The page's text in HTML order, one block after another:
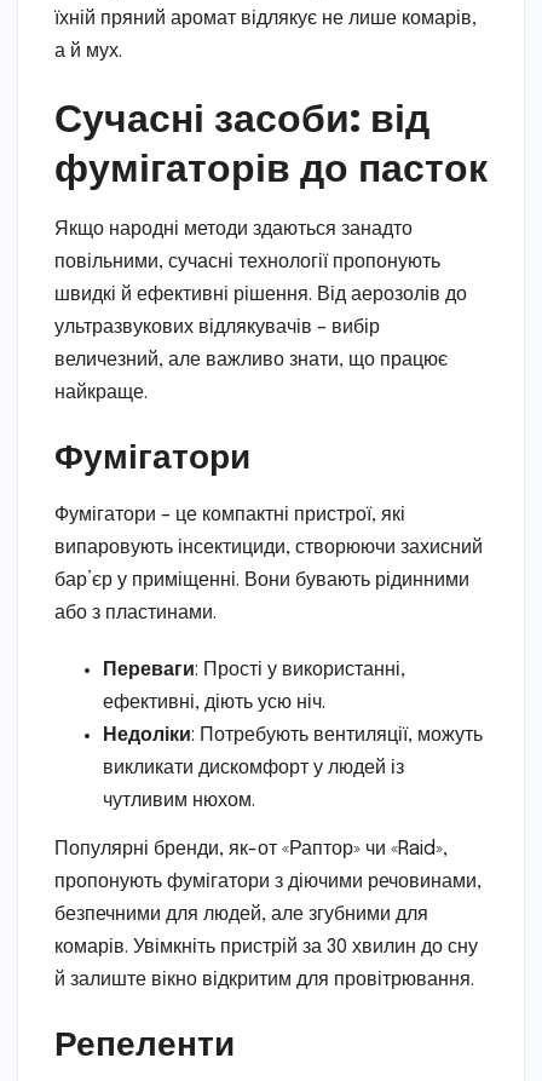
їхній пряний аромат відлякує не лише комарів,
а й мух.
Сучасні засоби: від
фумігаторів до пасток
Якщо народні методи здаються занадто
повільними, сучасні технології пропонують
швидкі й ефективні рішення. Від аерозолів до
ультразвукових відлякувачів – вибір
величезний, але важливо знати, що працює
найкраще.
Фумігатори
Фумігатори – це компактні пристрої, які
випаровують інсектициди, створюючи захисний
бар’єр у приміщенні. Вони бувають рідинними
або з пластинами.
Переваги: Прості у використанні,
ефективні, діють усю ніч.
Недоліки: Потребують вентиляції, можуть
викликати дискомфорт у людей із
чутливим нюхом.
Популярні бренди, як-от «Раптор» чи «Raid»,
пропонують фумігатори з діючими речовинами,
безпечними для людей, але згубними для
комарів. Увімкніть пристрій за 30 хвилин до сну
й залиште вікно відкритим для провітрювання.
Репеленти